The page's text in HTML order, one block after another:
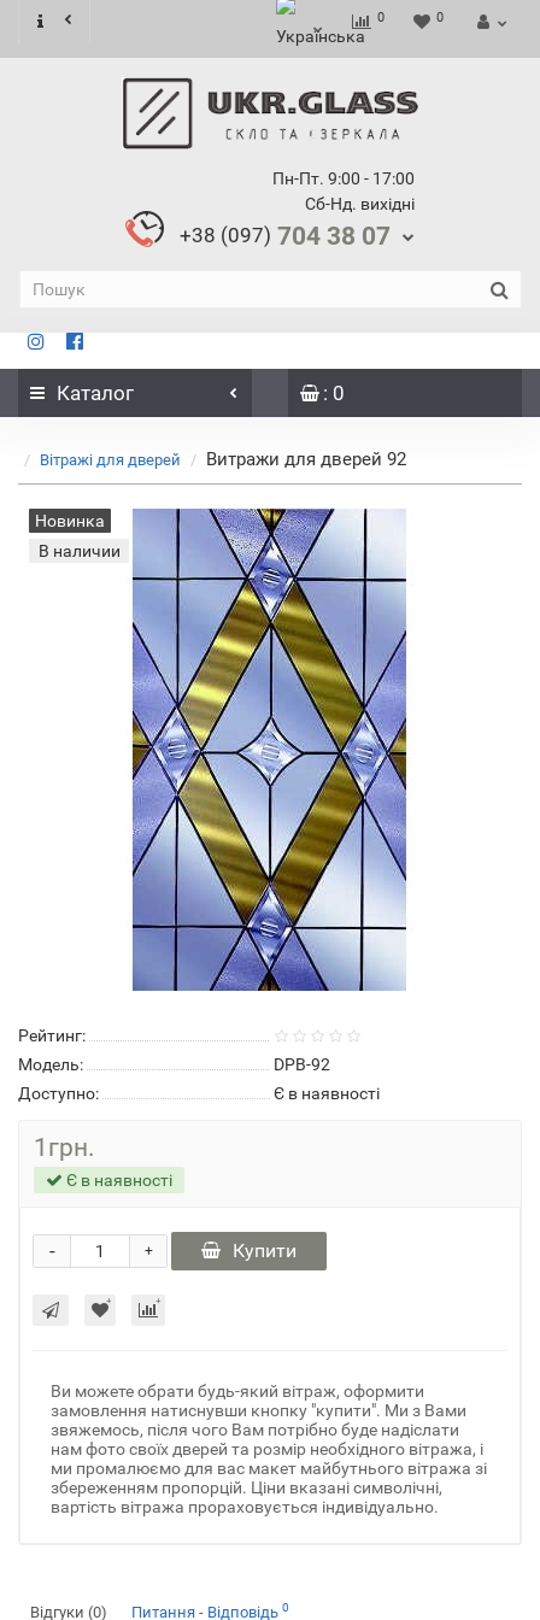
0 0
Пн-Пт. 9:00 - 17:00
Сб-Нд. вихідні
+38 (097) 704 38 07
Каталог : 0
Вітражі для дверей Витражи для дверей 92
Новинка
В наличии
Рейтинг:
Модель:
DPB-92
Доступно:
Є в наявності
1грн.
Є в наявності
+
- Купити
Ви можете обрати будь-який вітраж, оформити
замовлення натиснувши кнопку "купити". Ми з Вами
звяжемось, після чого Вам потрібно буде надіслати
нам фото своїх дверей та розмір необхідного вітража, і
ми промалюємо для вас макет майбутнього вітража зі
збереженням пропорцій. Ціни вказані символічні,
вартість вітража прораховується індивідуально.
Відгуки (0) Питання - Відповідь 0